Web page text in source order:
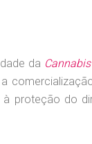
da Cannabis
proteção do